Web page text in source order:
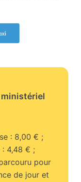
: 8,00 € ;
: 4,48 € ;
pour
de jour et